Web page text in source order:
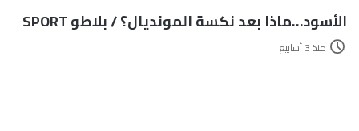
الأسود…ماذا بعد نكسة المونديال؟ / بلاطو SPORT
منذ 3 أسابيع